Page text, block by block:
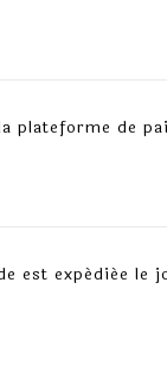
plateforme de
est expédiée le